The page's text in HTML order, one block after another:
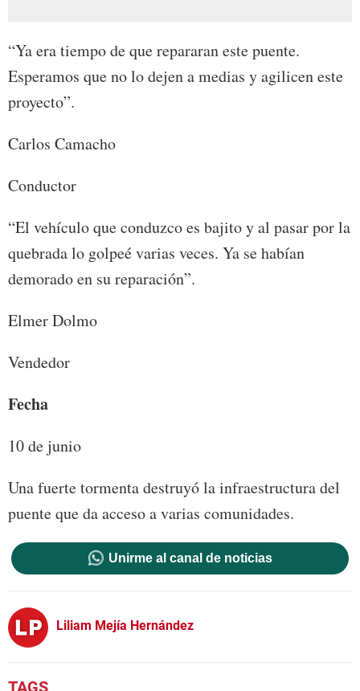
“Ya era tiempo de que repararan este puente.
Esperamos que no lo dejen a medias y agilicen este
proyecto”.
Carlos Camacho
Conductor
“El vehículo que conduzco es bajito y al pasar por la
quebrada lo golpeé varias veces. Ya se habían
demorado en su reparación”.
Elmer Dolmo
Vendedor
Fecha
10 de junio
Una fuerte tormenta destruyó la infraestructura del
puente que da acceso a varias comunidades.
Unirme al canal de noticias
Liliam Mejía Hernández